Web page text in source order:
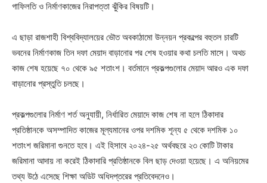
গাফিলতি ও নির্মাণকাজের নিরাপত্তা ঝুঁকির বিষয়টি।
এ ছাড়া রাজশাহী বিশ্ববিদ্যালয়ের ভৌত অবকাঠামো উন্নয়ন প্রকল্পের বহুতল চারটি
ভবনের নির্মাণকাজ তিন দফা মেয়াদ বাড়ানোর পর শেষ হওয়ার কথা চলতি মাসে। অথচ
কাজ শেষ হয়েছে ৭০ থেকে ৯৫ শতাংশ। বর্তমানে প্রকল্পগুলোর মেয়াদ আরও এক দফা
বাড়ানোর প্রস্তুতি চলছে।
প্রকল্পগুলোর নির্মাণ শর্ত অনুযায়ী, নির্ধারিত মেয়াদে কাজ শেষ না হলে ঠিকাদার
প্রতিষ্ঠানকে অসম্পাদিত কাজের মূল্যমানের ওপর দশমিক শূন্য ৫ থেকে দশমিক ১০
শতাংশ জরিমানা গুনতে হবে। এই হিসাবে ২০২৪-২৫ অর্থবছরে ২৩ কোটি টাকার
জরিমানা আদায় না করেই ঠিকাদারি প্রতিষ্ঠানকে বিল ছাড় দেওয়া হয়েছে। এ অনিয়মের
তথ্য উঠে এসেছে শিক্ষা অডিট অধিদপ্তরের প্রতিবেদনেও।